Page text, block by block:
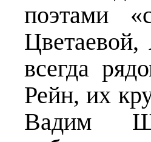
поэтами
всегда
Рейн, их
Вадим